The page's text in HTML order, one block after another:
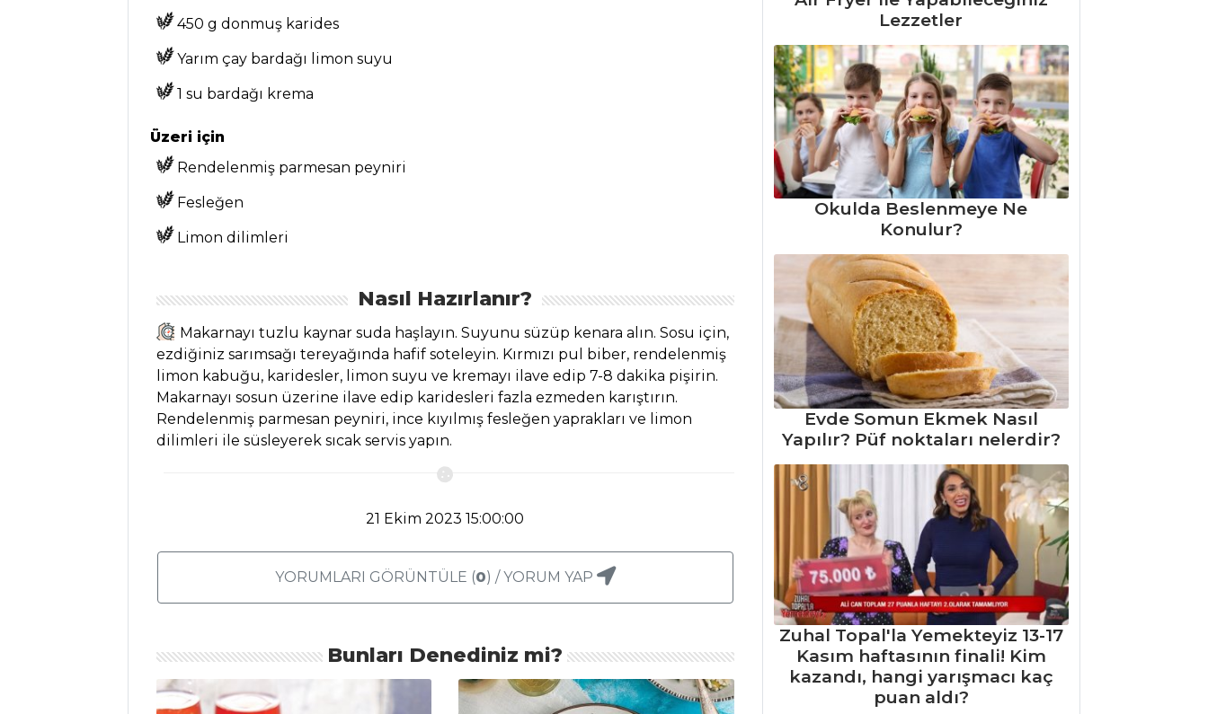
MEZELER VE
Pancar Turşulu
Tarifi, Nasıl Yapılır?
Zeytinli Tapas
Tarifi, Nasıl Yapılır?
Mezeler ve Soslar
450 g donmuş karides
Yarım çay bardağı limon suyu
1 su bardağı krema
Üzeri için
Rendelenmiş parmesan peyniri
Fesleğen
Limon dilimleri
Nasıl Hazırlanır?
Makarnayı tuzlu kaynar suda haşlayın. Suyunu süzüp kenara alın. Sosu için,
ezdiğiniz sarımsağı tereyağında hafif soteleyin. Kırmızı pul biber, rendelenmiş
limon kabuğu, karidesler, limon suyu ve kremayı ilave edip 7-8 dakika pişirin.
Makarnayı sosun üzerine ilave edip karidesleri fazla ezmeden karıştırın.
Rendelenmiş parmesan peyniri, ince kıyılmış fesleğen yaprakları ve limon
dilimleri ile süsleyerek sıcak servis yapın.
21 Ekim 2023 15:00:00
YORUMLARI GÖRÜNTÜLE (0) / YORUM YAP
Bunları Denediniz mi?
Lezzetler
Okulda Beslenmeye Ne
Konulur?
Evde Somun Ekmek Nasıl
Yapılır? Püf noktaları nelerdir?
Zuhal Topal'la Yemekteyiz 13-17
Kasım haftasının finali! Kim
kazandı, hangi yarışmacı kaç
puan aldı?